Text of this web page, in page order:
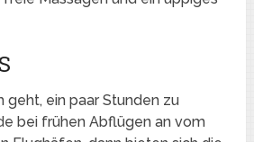
geht, ein paar Stunden zu
bei frühen Abflügen an vom